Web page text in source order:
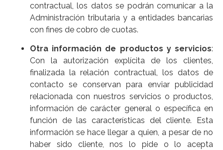
contractual, los datos se podrán comunicar a la
Administración tributaria y a entidades bancarias
con fines de cobro de cuotas.
Otra información de productos y servicios:
Con la autorización explícita de los clientes,
finalizada la relación contractual, los datos de
contacto se conservan para enviar publicidad
relacionada con nuestros servicios o productos,
información de carácter general o específica en
función de las características del cliente. Esta
información se hace llegar a quien, a pesar de no
haber sido cliente, nos lo pide o lo acepta